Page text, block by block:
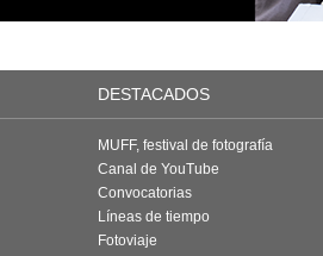
DESTACADOS
MUFF, festival de fotografía
Canal de YouTube
Convocatorias
Líneas de tiempo
Fotoviaje